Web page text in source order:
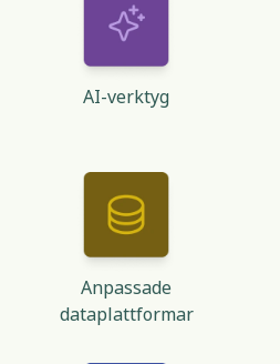
AI-verktyg
Anpassade
dataplattformar